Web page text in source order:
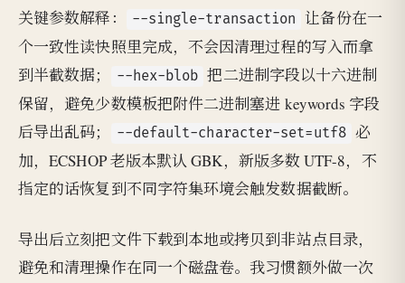
关键参数解释： --single-transaction
让备份在一
个一致性读快照里完成，不会因清理过程的写入而拿
到半截数据；
--hex-blob 把二进制字段以十六进制
保留，避免少数模板把附件二进制塞进 keywords 字段
后导出乱码；
--default-character-set=utf8 必
加，ECSHOP 老版本默认 GBK，新版多数 UTF-8，不
指定的话恢复到不同字符集环境会触发数据截断。
导出后立刻把文件下载到本地或拷贝到非站点目录，
避免和清理操作在同一个磁盘卷。我习惯额外做一次